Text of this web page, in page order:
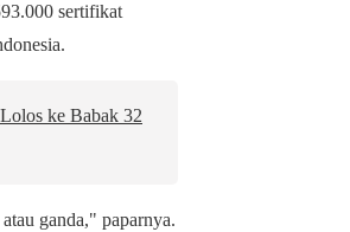
sertifikat
ke Babak 32
ganda," paparnya.